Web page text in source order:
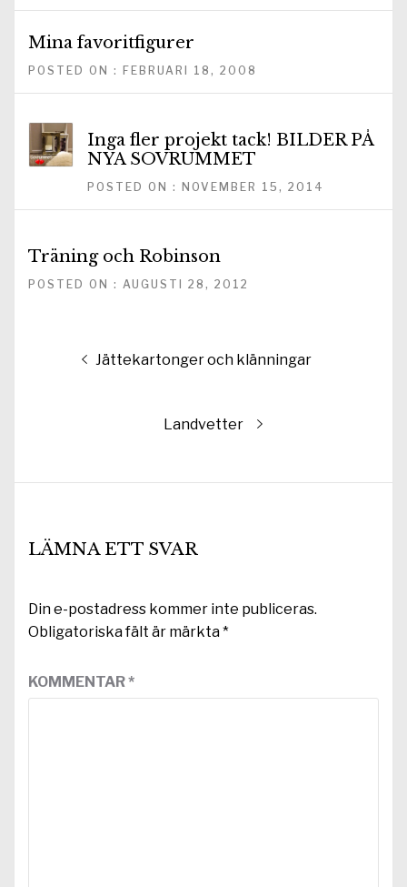
Mina favoritfigurer
POSTED ON : FEBRUARI 18, 2008
Inga fler projekt tack! BILDER PÅ
NYA SOVRUMMET
POSTED ON : NOVEMBER 15, 2014
Träning och Robinson
POSTED ON : AUGUSTI 28, 2012
Inläggsnavigering
Föregående
Jättekartonger och klänningar
Nästa
Landvetter
LÄMNA ETT SVAR
Din e-postadress kommer inte publiceras.
Obligatoriska fält är märkta*
KOMMENTAR*